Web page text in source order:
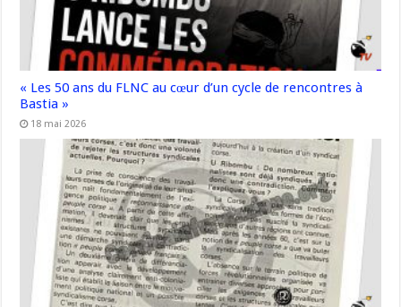
« Les 50 ans du FLNC au cœur d’un cycle de rencontres à
Bastia »
18 mai 2026